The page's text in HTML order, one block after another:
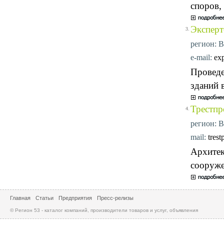
споров,
3.
регион:
e-mail:
зданий
4.
регион:
mail:
Главная Статьи Предприятия Пресс-релизы
© Регион 53 - каталог компаний, производители товаров и услуг, объявления